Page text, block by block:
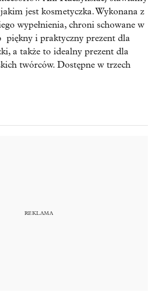
jest kosmetyczka. Wykonana z
wypełnienia, chroni schowane w
piękny i praktyczny prezent dla
a także to idealny prezent dla
twórców. Dostępne w trzech